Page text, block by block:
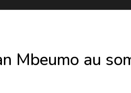
Mbeumo au